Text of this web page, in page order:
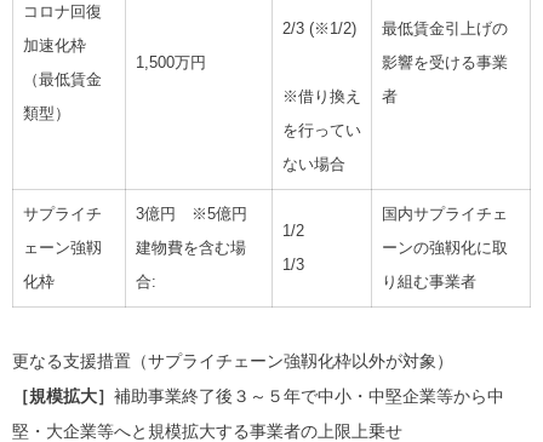
コロナ回復
加速化枠
（最低賃金
類型）
1,500万円
2/3 (※1/2)
※借り換え
を行ってい
ない場合
最低賃金引上げの
影響を受ける事業
者
サプライチ
ェーン強靱
化枠
3億円 ※5億円
建物費を含む場
合:
1/2
1/3
国内サプライチェ
ーンの強靱化に取
り組む事業者
更なる支援措置（サプライチェーン強靱化枠以外が対象）
［規模拡大］ 補助事業終了後３～５年で中小・中堅企業等から中
堅・大企業等へと規模拡大する事業者の上限上乗せ